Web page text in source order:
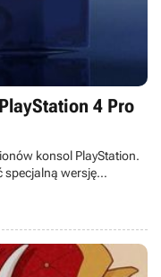
4 Pro
konsol PlayStation.
specjalną wersję